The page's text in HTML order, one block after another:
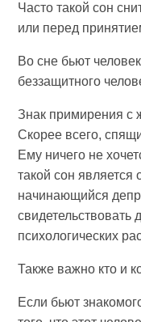
Часто такой сон
или перед
Во сне бьют
беззащитного
Знак примирения с
Скорее всего,
Ему ничего не
такой сон является
начинающийся
свидетельствовать
психологических
Также важно кто и
Если бьют